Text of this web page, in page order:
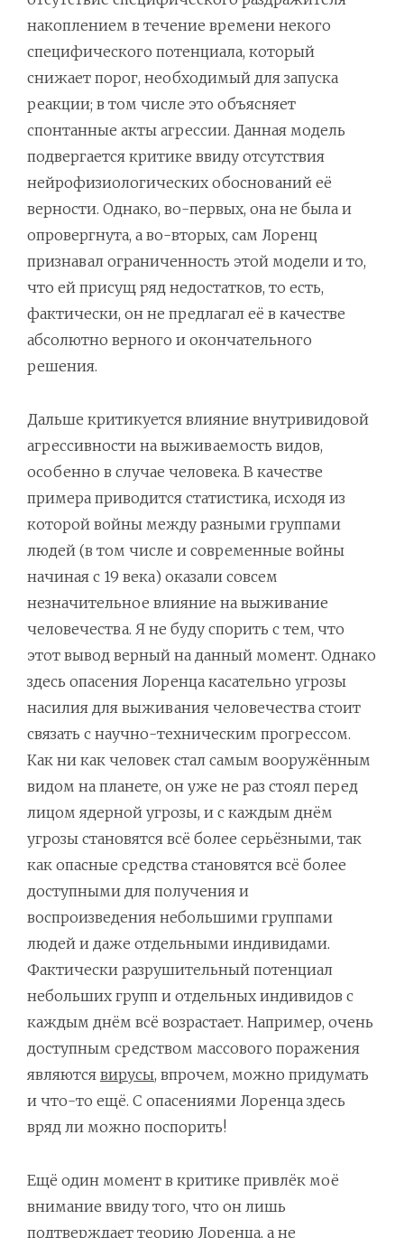
накоплением в течение времени некого
специфического потенциала, который
снижает порог, необходимый для запуска
реакции; в том числе это объясняет
спонтанные акты агрессии. Данная модель
подвергается критике ввиду отсутствия
нейрофизиологических обоснований её
верности. Однако, во-первых, она не была и
опровергнута, а во-вторых, сам Лоренц
признавал ограниченность этой модели и то,
что ей присущ ряд недостатков, то есть,
фактически, он не предлагал её в качестве
абсолютно верного и окончательного
решения.
Дальше критикуется влияние внутривидовой
агрессивности на выживаемость видов,
особенно в случае человека. В качестве
примера приводится статистика, исходя из
которой войны между разными группами
людей (в том числе и современные войны
начиная с 19 века) оказали совсем
незначительное влияние на выживание
человечества. Я не буду спорить с тем, что
этот вывод верный на данный момент. Однако
здесь опасения Лоренца касательно угрозы
насилия для выживания человечества стоит
связать с научно-техническим прогрессом.
Как ни как человек стал самым вооружённым
видом на планете, он уже не раз стоял перед
лицом ядерной угрозы, и с каждым днём
угрозы становятся всё более серьёзными, так
как опасные средства становятся всё более
доступными для получения и
воспроизведения небольшими группами
людей и даже отдельными индивидами.
Фактически разрушительный потенциал
небольших групп и отдельных индивидов с
каждым днём всё возрастает. Например, очень
доступным средством массового поражения
являются вирусы, впрочем, можно придумать
и что-то ещё. С опасениями Лоренца здесь
вряд ли можно поспорить!
Ещё один момент в критике привлёк моё
внимание ввиду того, что он лишь
подтверждает теорию Лоренца, а не